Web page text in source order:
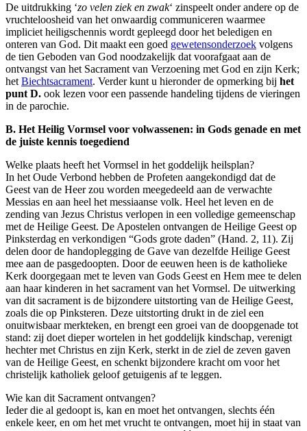
De uitdrukking ‘zo velen ziek en zwak‘ zinspeelt onder andere op de
vruchteloosheid van het onwaardig communiceren waarmee
impliciet heiligschennis wordt gepleegd door het beledigen en
onteren van God. Dit maakt een goed gewetensonderzoek volgens
de tien Geboden van God noodzakelijk dat voorafgaat aan de
ontvangst van het Sacrament van Verzoening met God en zijn Kerk;
het Biechtsacrament. Verder kunt u hieronder de opmerking bij het
punt D. ook lezen voor een passende handeling tijdens de vieringen
in de parochie.
B. Het Heilig Vormsel voor volwassenen: in Gods genade en met
de juiste kennis toegediend
Welke plaats heeft het Vormsel in het goddelijk heilsplan?
In het Oude Verbond hebben de Profeten aangekondigd dat de
Geest van de Heer zou worden meegedeeld aan de verwachte
Messias en aan heel het messiaanse volk. Heel het leven en de
zending van Jezus Christus verlopen in een volledige gemeenschap
met de Heilige Geest. De Apostelen ontvangen de Heilige Geest op
Pinksterdag en verkondigen “Gods grote daden” (Hand. 2, 11). Zij
delen door de handoplegging de Gave van dezelfde Heilige Geest
mee aan de pasgedoopten. Door de eeuwen heen is de katholieke
Kerk doorgegaan met te leven van Gods Geest en Hem mee te delen
aan haar kinderen in het sacrament van het Vormsel. De uitwerking
van dit sacrament is de bijzondere uitstorting van de Heilige Geest,
zoals die op Pinksteren. Deze uitstorting drukt in de ziel een
onuitwisbaar merkteken, en brengt een groei van de doopgenade tot
stand: zij doet dieper wortelen in het goddelijk kindschap, verenigt
hechter met Christus en zijn Kerk, sterkt in de ziel de zeven gaven
van de Heilige Geest, en schenkt bijzondere kracht om voor het
christelijk katholiek geloof getuigenis af te leggen.
Wie kan dit Sacrament ontvangen?
Ieder die al gedoopt is, kan en moet het ontvangen, slechts één
enkele keer, en om het met vrucht te ontvangen, moet hij in staat van